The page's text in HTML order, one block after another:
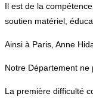
Il est de la
soutien matériel,
Ainsi à Paris, Anne
Notre Département
La première difficulté